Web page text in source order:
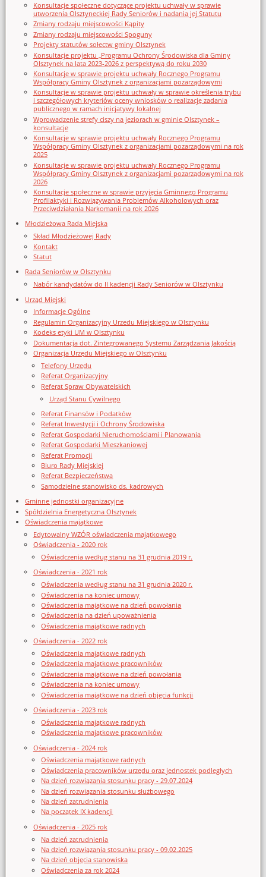
Konsultacje społeczne dotyczące projektu uchwały w sprawie
utworzenia Olsztyneckiej Rady Seniorów i nadania jej Statutu
Zmiany rodzaju miejscowości Kąpity
Zmiany rodzaju miejscowości Spoguny
Projekty statutów sołectw gminy Olsztynek
Konsultacje projektu „Programu Ochrony Środowiska dla Gminy
Olsztynek na lata 2023-2026 z perspektywą do roku 2030
Konsultacje w sprawie projektu uchwały Rocznego Programu
Współpracy Gminy Olsztynek z organizacjami pozarządowymi
Konsultacje w sprawie projektu uchwały w sprawie określenia trybu
i szczegółowych kryteriów oceny wniosków o realizację zadania
publicznego w ramach inicjatywy lokalnej
Wprowadzenie strefy ciszy na jeziorach w gminie Olsztynek –
konsultacje
Konsultacje w sprawie projektu uchwały Rocznego Programu
Współpracy Gminy Olsztynek z organizacjami pozarządowymi na rok
2025
Konsultacje w sprawie projektu uchwały Rocznego Programu
Współpracy Gminy Olsztynek z organizacjami pozarządowymi na rok
2026
Konsultacje społeczne w sprawie przyjęcia Gminnego Programu
Profilaktyki i Rozwiązywania Problemów Alkoholowych oraz
Przeciwdziałania Narkomanii na rok 2026
Młodzieżowa Rada Miejska
Skład Młodzieżowej Rady
Kontakt
Statut
Rada Seniorów w Olsztynku
Nabór kandydatów do II kadencji Rady Seniorów w Olsztynku
Urząd Miejski
Informacje Ogólne
Regulamin Organizacyjny Urzedu Miejskiego w Olsztynku
Kodeks etyki UM w Olsztynku
Dokumentacja dot. Zintegrowanego Systemu Zarządzania Jakością
Organizacja Urzędu Miejskiego w Olsztynku
Telefony Urzędu
Referat Organizacyjny
Referat Spraw Obywatelskich
Urząd Stanu Cywilnego
Referat Finansów i Podatków
Referat Inwestycji i Ochrony Środowiska
Referat Gospodarki Nieruchomościami i Planowania
Referat Gospodarki Mieszkaniowej
Referat Promocji
Biuro Rady Miejskiej
Referat Bezpieczeństwa
Samodzielne stanowisko ds. kadrowych
Gminne jednostki organizacyjne
Spółdzielnia Energetyczna Olsztynek
Oświadczenia majątkowe
Edytowalny WZÓR oświadczenia majątkowego
Oświadczenia - 2020 rok
Oświadczenia według stanu na 31 grudnia 2019 r.
Oświadczenia - 2021 rok
Oświadczenia według stanu na 31 grudnia 2020 r.
Oświadczenia na koniec umowy
Oświadczenia majątkowe na dzień powołania
Oświadczenia na dzień upoważnienia
Oświadczenia majątkowe radnych
Oświadczenia - 2022 rok
Oświadczenia majątkowe radnych
Oświadczenia majątkowe pracowników
Oświadczenia majątkowe na dzień powołania
Oświadczenia na koniec umowy
Oświadczenia majątkowe na dzień objęcia funkcji
Oświadczenia - 2023 rok
Oświadczenia majątkowe radnych
Oświadczenia majątkowe pracowników
Oświadczenia - 2024 rok
Oświadczenia majątkowe radnych
Oświadczenia pracowników urzędu oraz jednostek podległych
Na dzień rozwiązania stosunku pracy - 29.07.2024
Na dzień rozwiązania stosunku służbowego
Na dzień zatrudnienia
Na początek IX kadencji
Oświadczenia - 2025 rok
Na dzień zatrudnienia
Na dzień rozwiązania stosunku pracy - 09.02.2025
Na dzień objęcia stanowiska
Oświadczenia za rok 2024